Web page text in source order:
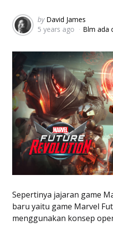
Posted
by
by David James
5 years ago
Blm ada
Sepertinya jajaran game
baru yaitu game Marvel
menggunakan konsep